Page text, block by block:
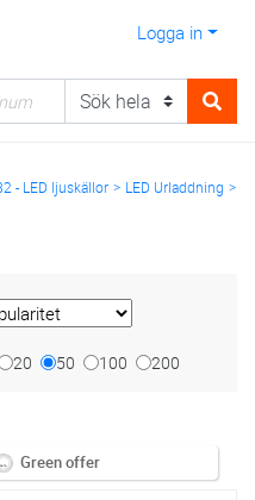
Logga in
- LED ljuskällor LED Urladdning
20 50 100 200
Green offer